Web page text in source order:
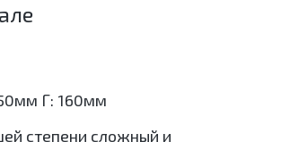
Г: 160мм
степени сложный и